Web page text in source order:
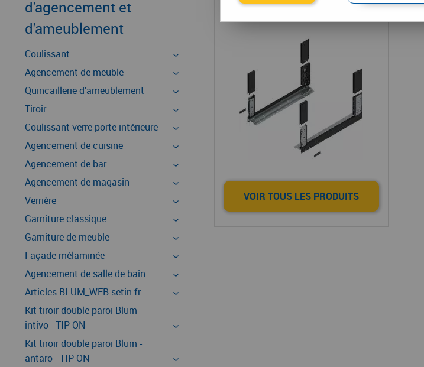
d'agencement et
d'ameublement
Coulissant
Agencement de meuble
Quincaillerie d'ameublement
Tiroir
Coulissant verre porte intérieure
Agencement de cuisine
Agencement de bar
Agencement de magasin
Verrière
Garniture classique
Garniture de meuble
Façade mélaminée
Agencement de salle de bain
Articles BLUM_WEB setin.fr
Kit tiroir double paroi Blum -
intivo - TIP-ON
Kit tiroir double paroi Blum -
antaro - TIP-ON
VOIR TOUS LES PRODUITS